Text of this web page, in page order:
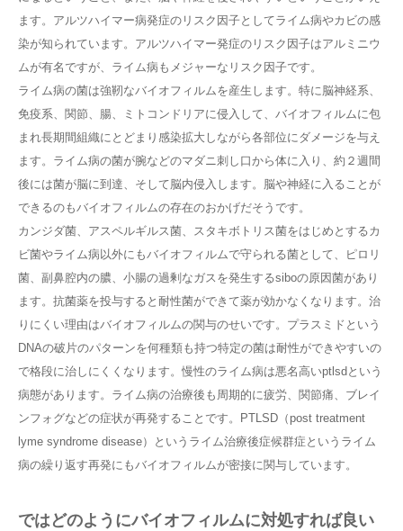
ます。アルツハイマー病発症のリスク因子としてライム病やカビの感
染が知られています。アルツハイマー発症のリスク因子はアルミニウ
ムが有名ですが、ライム病もメジャーなリスク因子です。
ライム病の菌は強靭なバイオフィルムを産生します。特に脳神経系、
免疫系、関節、腸、ミトコンドリアに侵入して、バイオフィルムに包
まれ長期間組織にとどまり感染拡大しながら各部位にダメージを与え
ます。ライム病の菌が腕などのマダニ刺し口から体に入り、約２週間
後には菌が脳に到達、そして脳内侵入します。脳や神経に入ることが
できるのもバイオフィルムの存在のおかげだそうです。
カンジダ菌、アスペルギルス菌、スタキボトリス菌をはじめとするカ
ビ菌やライム病以外にもバイオフィルムで守られる菌として、ピロリ
菌、副鼻腔内の膿、小腸の過剰なガスを発生するsiboの原因菌があり
ます。抗菌薬を投与すると耐性菌ができて薬が効かなくなります。治
りにくい理由はバイオフィルムの関与のせいです。プラスミドという
DNAの破片のパターンを何種類も持つ特定の菌は耐性ができやすいの
で格段に治しにくくなります。慢性のライム病は悪名高いptlsdという
病態があります。ライム病の治療後も周期的に疲労、関節痛、ブレイ
ンフォグなどの症状が再発することです。PTLSD（post treatment
lyme syndrome disease）というライム治療後症候群症というライム
病の繰り返す再発にもバイオフィルムが密接に関与しています。
ではどのようにバイオフィルムに対処すれば良い